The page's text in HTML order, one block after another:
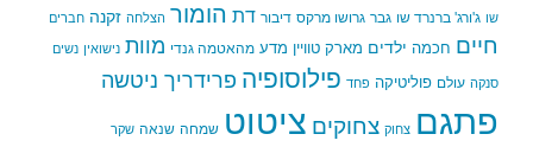
שו ג'ורג' ברנרד שו גבר גרושו מרקס דיבור דת הומור הצלחה זקנה חברים
חיים חכמה ילדים מארק טוויין מדע מהאטמה גנדי מוות נישואין נשים
סנקה עולם פוליטיקה פחד פילוסופיה פרידריך ניטשה
פתגם צחוק צחוקים ציטוט שמחה שנאה שקר